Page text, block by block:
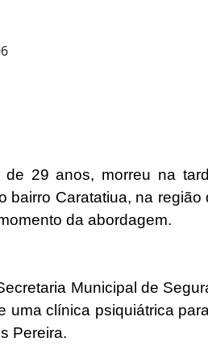
de 29 anos, morreu na
bairro Caratatiua, na
da abordagem.
Municipal de
uma clínica psiquiátrica
Pereira.